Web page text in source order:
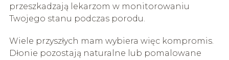
przeszkadzają lekarzom w monitorowaniu
Twojego stanu podczas porodu.
Wiele przyszłych mam wybiera więc kompromis.
Dłonie pozostają naturalne lub pomalowane